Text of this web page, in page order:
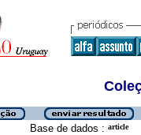
Base de dados : article